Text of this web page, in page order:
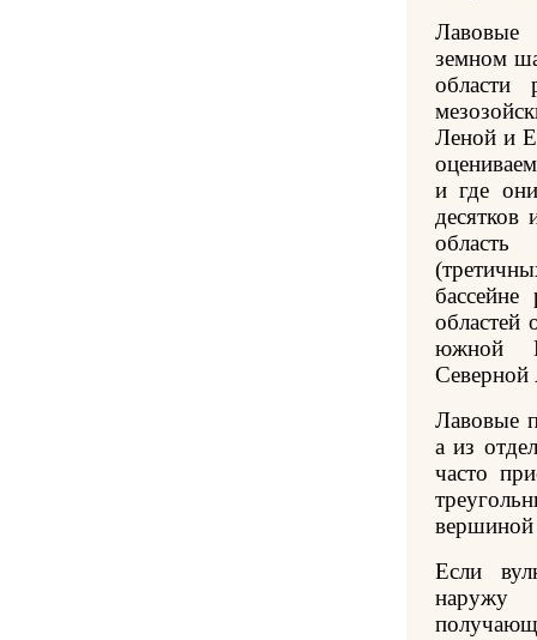
Лавовые
земном
области
Леной и
и где
областей
южной
Северной
Лавовые
а из
часто
вершиной
Если